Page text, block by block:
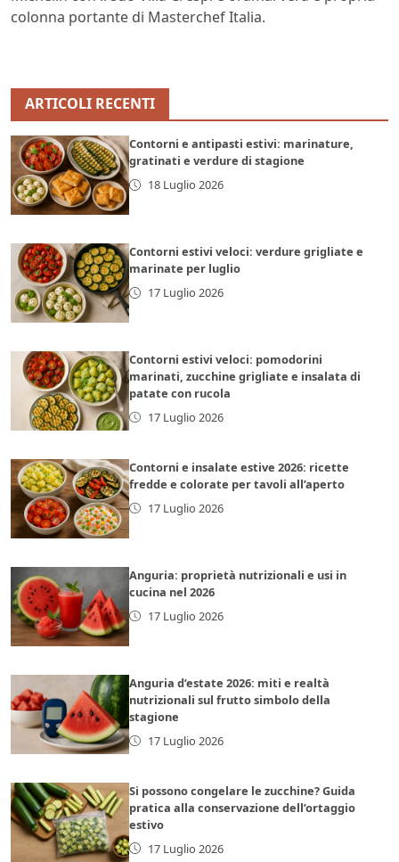
colonna portante di Masterchef Italia.
ARTICOLI RECENTI
Contorni e antipasti estivi: marinature,
gratinati e verdure di stagione
18 Luglio 2026
Contorni estivi veloci: verdure grigliate e
marinate per luglio
17 Luglio 2026
Contorni estivi veloci: pomodorini
marinati, zucchine grigliate e insalata di
patate con rucola
17 Luglio 2026
Contorni e insalate estive 2026: ricette
fredde e colorate per tavoli all’aperto
17 Luglio 2026
Anguria: proprietà nutrizionali e usi in
cucina nel 2026
17 Luglio 2026
Anguria d’estate 2026: miti e realtà
nutrizionali sul frutto simbolo della
stagione
17 Luglio 2026
Si possono congelare le zucchine? Guida
pratica alla conservazione dell’ortaggio
estivo
17 Luglio 2026